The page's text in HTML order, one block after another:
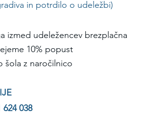
in potrdilo o udeležbi)
izmed udeležencev brezplačna
10% popust
šola z naročilnico
624 038